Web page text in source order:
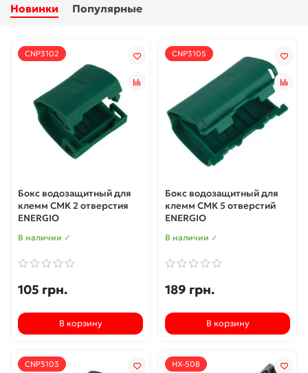
Новинки Популярные
CNP3102
Бокс водозащитный для
клемм СМК 2 отверстия
ENERGIO
В наличии ✓
105 грн.
В корзину
CNP3105
Бокс водозащитный для
клемм СМК 5 отверстий
ENERGIO
В наличии ✓
189 грн.
В корзину
CNP3103 HX-50B